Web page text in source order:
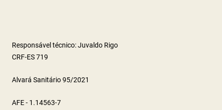
Responsável técnico: Juvaldo Rigo
CRF-ES 719
Alvará Sanitário 95/2021
AFE - 1.14563-7